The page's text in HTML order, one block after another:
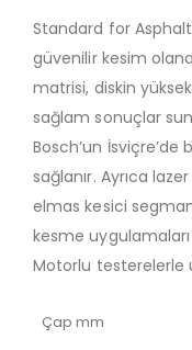
Standard for
güvenilir kesim
matrisi, diskin
sağlam sonuçlar
Bosch’un
sağlanır. Ayrıca
elmas kesici
kesme
Motorlu testerelerle
Çap mm